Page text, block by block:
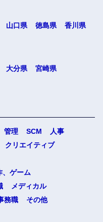
山口県 徳島県
香川県
大分県
宮崎県
管理 SCM
人事
クリエイティブ
、ゲーム
メディカル
務職 その他